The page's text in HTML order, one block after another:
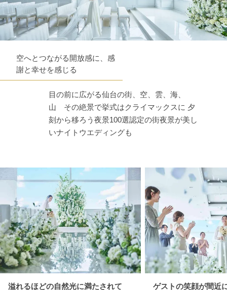
空へとつながる開放感に、感
謝と幸せを感じる
目の前に広がる仙台の街、空、雲、海、
山 その絶景で挙式はクライマックスに 夕
刻から移ろう夜景100選認定の街夜景が美し
いナイトウエディングも
溢れるほどの自然光に満たされて
ゲストの笑顔が間近